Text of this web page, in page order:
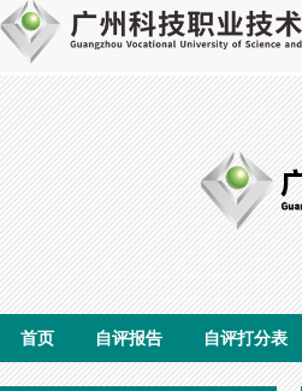
首页 自评报告 自评打分表